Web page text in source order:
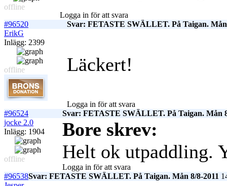
offline
Logga in för att svara
#96520
Svar: FETASTE SWÄLLET. På Taigan. Mån
ErikG
Inlägg: 2399
offline Läckert!
Logga in för att svara
#96524
Svar: FETASTE SWÄLLET. På Taigan. Mån
jocke 2.0
Inlägg: 1904
offline
Bore skrev:
Helt ok utpaddling.
Logga in för att svara
#96538Svar: FETASTE SWÄLLET. På Taigan. Mån 8/8-2011